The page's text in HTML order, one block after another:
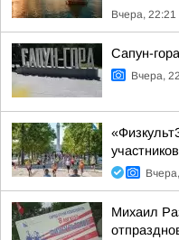
Вчера, 22:21
Сапун-
Вчера,
участников
Михаил